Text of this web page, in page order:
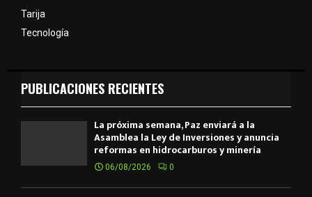
Tarija
Tecnología
PUBLICACIONES RECIENTES
La próxima semana, Paz enviará a la
Asamblea la Ley de Inversiones y anuncia
reformas en hidrocarburos y minería
06/08/2026 0